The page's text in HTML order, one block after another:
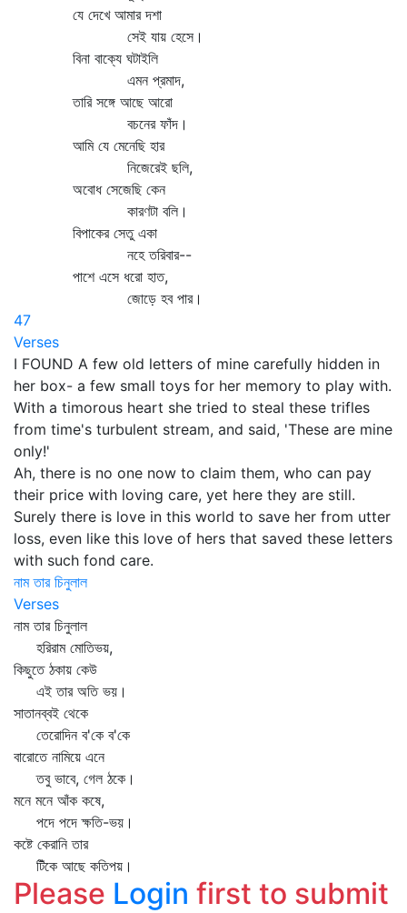
যে দেখে আমার দশা
সেই যায় হেসে।
বিনা বাক্যে ঘটাইলি
এমন প্রমাদ,
তারি সঙ্গে আছে আরো
বচনের ফাঁদ।
আমি যে মেনেছি হার
নিজেরেই ছলি,
অবোধ সেজেছি কেন
কারণটা বলি।
বিপাকের সেতু একা
নহে তরিবার--
পাশে এসে ধরো হাত,
জোড়ে হব পার।
47
Verses
I FOUND A few old letters of mine carefully hidden in
her box- a few small toys for her memory to play with.
With a timorous heart she tried to steal these trifles
from time's turbulent stream, and said, 'These are mine
only!'
Ah, there is no one now to claim them, who can pay
their price with loving care, yet here they are still.
Surely there is love in this world to save her from utter
loss, even like this love of hers that saved these letters
with such fond care.
নাম তার চিনুলাল
Verses
নাম তার চিনুলাল
হরিরাম মোতিভয়,
কিছুতে ঠকায় কেউ
এই তার অতি ভয়।
সাতানব্বই থেকে
তেরোদিন ব'কে ব'কে
বারোতে নামিয়ে এনে
তবু ভাবে, গেল ঠকে।
মনে মনে আঁক কষে,
পদে পদে ক্ষতি-ভয়।
কষ্টে কেরানি তার
টিঁকে আছে কতিপয়।
Please Login first to submit